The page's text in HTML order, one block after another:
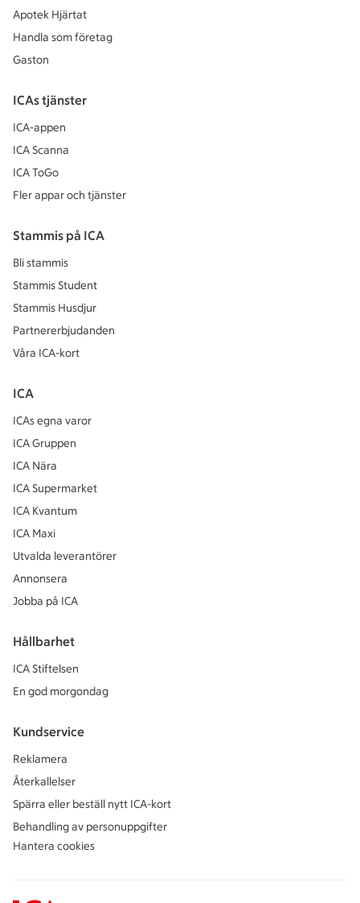
Apotek Hjärtat
Handla som företag
Gaston
ICAs tjänster
ICA-appen
ICA Scanna
ICA ToGo
Fler appar och tjänster
Stammis på ICA
Bli stammis
Stammis Student
Stammis Husdjur
Partnererbjudanden
Våra ICA-kort
ICA
ICAs egna varor
ICA Gruppen
ICA Nära
ICA Supermarket
ICA Kvantum
ICA Maxi
Utvalda leverantörer
Annonsera
Jobba på ICA
Hållbarhet
ICA Stiftelsen
En god morgondag
Kundservice
Reklamera
Återkallelser
Spärra eller beställ nytt ICA-kort
Behandling av personuppgifter
Hantera cookies